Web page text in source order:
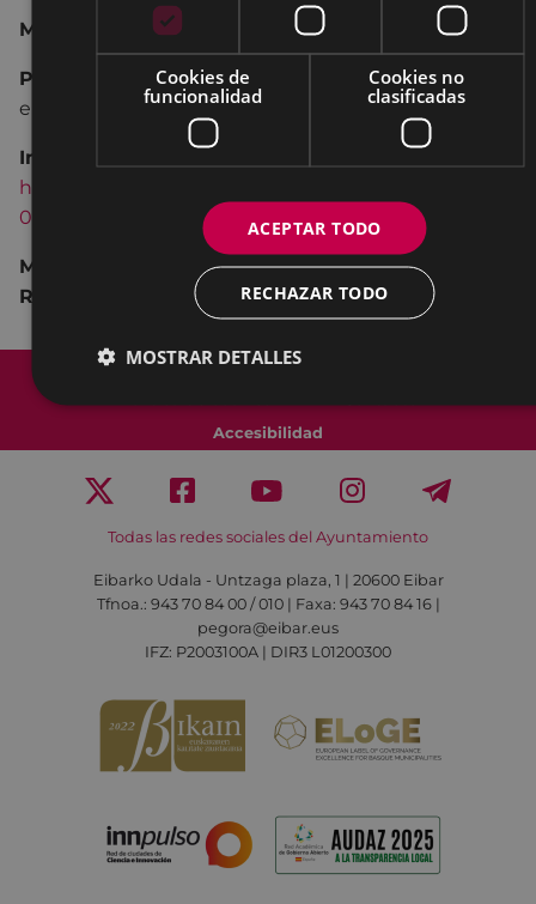
Material a llevar: ropa de trabajo
Precio:
empadronados/as en Eibar: 13 € / No
empadronados/as en Eibar: 21 €
Inscripciones:
https://formularioak.eibar.eus/es/
02
Mas información sobre los Talleres “Reutiliza y
Reinventa”
Mapa del Sitio
Accesibilidad
Todas las redes sociales del Ayuntamiento
Eibarko Udala - Untzaga plaza, 1 | 20600 Eibar
Tfnoa.: 943 70 84 00 / 010 | Faxa: 943 70 84 16 |
pegora@eibar.eus
IFZ: P2003100A | DIR3 L01200300
Cookies de
funcionalidad
Cookies no
clasificadas
ACEPTAR TODO
RECHAZAR TODO
MOSTRAR DETALLES